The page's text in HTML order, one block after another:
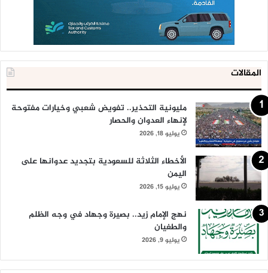
المقالات
مليونية التحذير.. تفويض شعبي وخيارات مفتوحة
لإنهاء العدوان والحصار
يوليو 18, 2026
الأخطاء الثلاثة للسعودية بتجديد عدوانها على
اليمن
يوليو 15, 2026
نهج الإمام زيد.. بصيرة وجهاد في وجه الظلم
والطغيان
يوليو 9, 2026